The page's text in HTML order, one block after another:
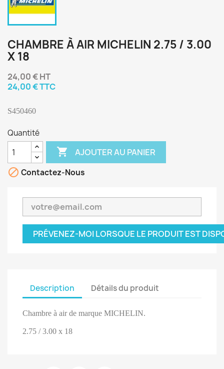
CHAMBRE À AIR MICHELIN 2.75 / 3.00
X 18
24,00 € HT
24,00 € TTC
S450460
Quantité
 AJOUTER AU PANIER
 Contactez-Nous
PRÉVENEZ-MOI LORSQUE LE PRODUIT EST
Description Détails du produit
Chambre à air de marque MICHELIN.
2.75 / 3.00 x 18